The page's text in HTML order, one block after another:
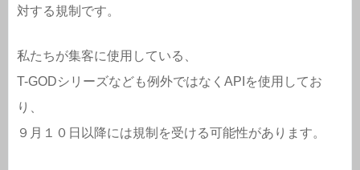
対する規制です。
私たちが集客に使用している、
T-GODシリーズなども例外ではなくAPIを使用してお
り、
９月１０日以降には規制を受ける可能性があります。